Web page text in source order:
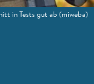
in Tests gut ab (miweba)